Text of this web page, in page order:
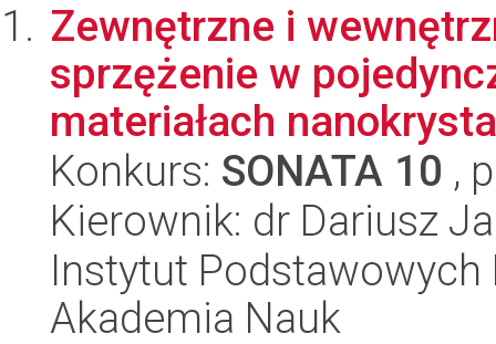
Zewnętrzne i
sprzężenie w
materiałach
Konkurs: SONATA 10 ,
Kierownik: dr Dariusz
Instytut
Akademia Nauk